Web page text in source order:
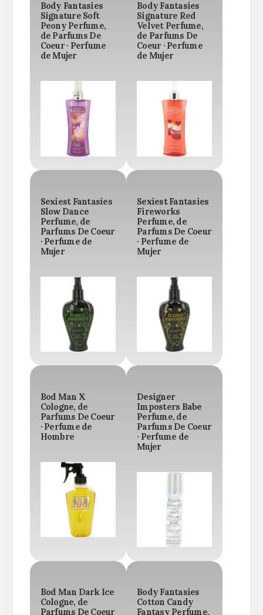
Body Fantasies
Signature Soft
Peony Perfume,
de Parfums De
Coeur · Perfume
de Mujer
Body Fantasies
Signature Red
Velvet Perfume,
de Parfums De
Coeur · Perfume
de Mujer
Sexiest Fantasies
Slow Dance
Perfume, de
Parfums De Coeur
· Perfume de
Mujer
Sexiest Fantasies
Fireworks
Perfume, de
Parfums De Coeur
· Perfume de
Mujer
Bod Man X
Cologne, de
Parfums De Coeur
· Perfume de
Hombre
Designer
Imposters Babe
Perfume, de
Parfums De Coeur
· Perfume de
Mujer
Bod Man Dark Ice
Cologne, de
Parfums De Coeur
Body Fantasies
Cotton Candy
Fantasy Perfume,